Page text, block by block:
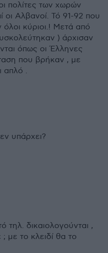
πολίτες των χωρών
οι Αλβανοί. Τό 91-92 που
κύριοι.! Μετά από
) άρχισαν
όπως οι Έλληνες
που βρήκαν , με
απλό .
υπάρχει?
τηλ. δικαιολογούνται ,
; με το κλειδί θα το